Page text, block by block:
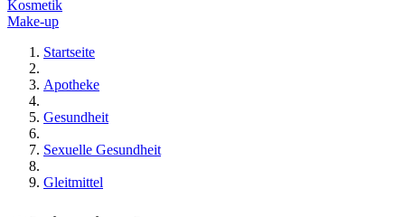
Kosmetik
Make-up
Startseite
Apotheke
Gesundheit
Sexuelle Gesundheit
Gleitmittel